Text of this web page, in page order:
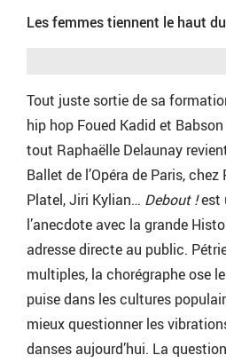
Les femmes tiennent le haut
Tout juste sortie de sa
hip hop Foued Kadid et
tout Raphaëlle Delaunay
Ballet de l’Opéra de Paris,
Platel, Jiri Kylian… Debout !est
l’anecdote avec la grande
adresse directe au public.
multiples, la chorégraphe ose
puise dans les cultures
mieux questionner les
danses aujourd’hui. La